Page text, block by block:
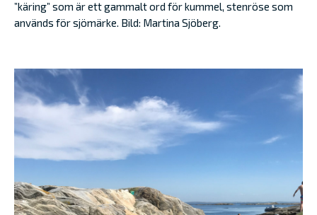
”käring” som är ett gammalt ord för kummel, stenröse som
används för sjömärke. Bild: Martina Sjöberg.